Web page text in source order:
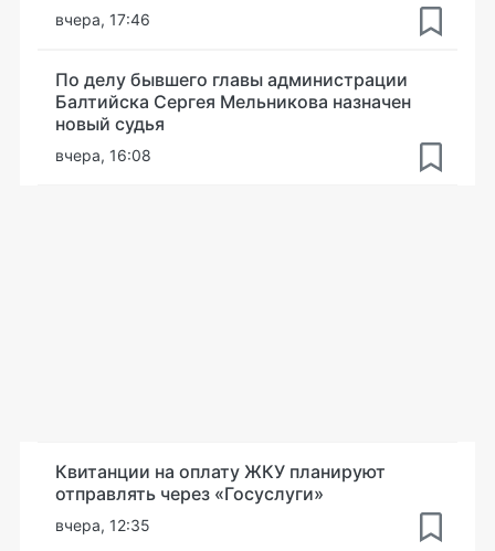
вчера, 17:46
По делу бывшего главы администрации
Балтийска Сергея Мельникова назначен
новый судья
вчера, 16:08
Квитанции на оплату ЖКУ планируют
отправлять через «Госуслуги»
вчера, 12:35